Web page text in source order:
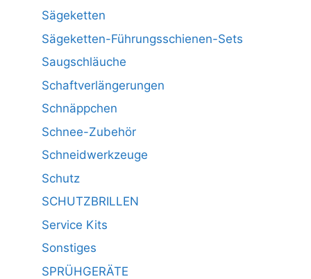
Sägeketten
Sägeketten-Führungsschienen-Sets
Saugschläuche
Schaftverlängerungen
Schnäppchen
Schnee-Zubehör
Schneidwerkzeuge
Schutz
SCHUTZBRILLEN
Service Kits
Sonstiges
SPRÜHGERÄTE